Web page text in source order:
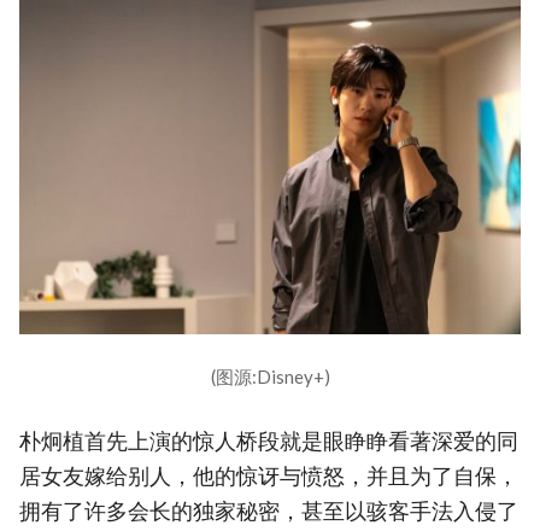
(图源:Disney+)
朴炯植首先上演的惊人桥段就是眼睁睁看著深爱的同
居女友嫁给别人，他的惊讶与愤怒，并且为了自保，
拥有了许多会长的独家秘密，甚至以骇客手法入侵了